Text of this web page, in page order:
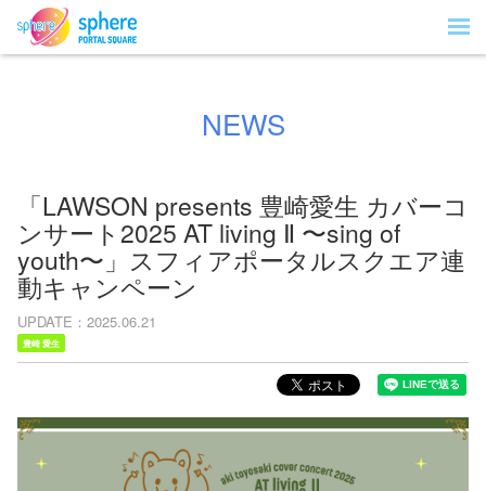
NEWS
「LAWSON presents 豊崎愛⽣ カバーコ
ンサート2025 AT living Ⅱ 〜sing of
youth〜」スフィアポータルスクエア連
動キャンペーン
UPDATE 2025.06.21
豊崎 愛生